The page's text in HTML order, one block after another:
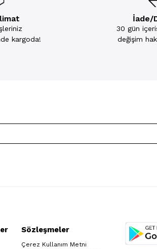
kargoda!
İade/
30 gün
değişim
Sözleşmeler
Çerez Kullanım Metni